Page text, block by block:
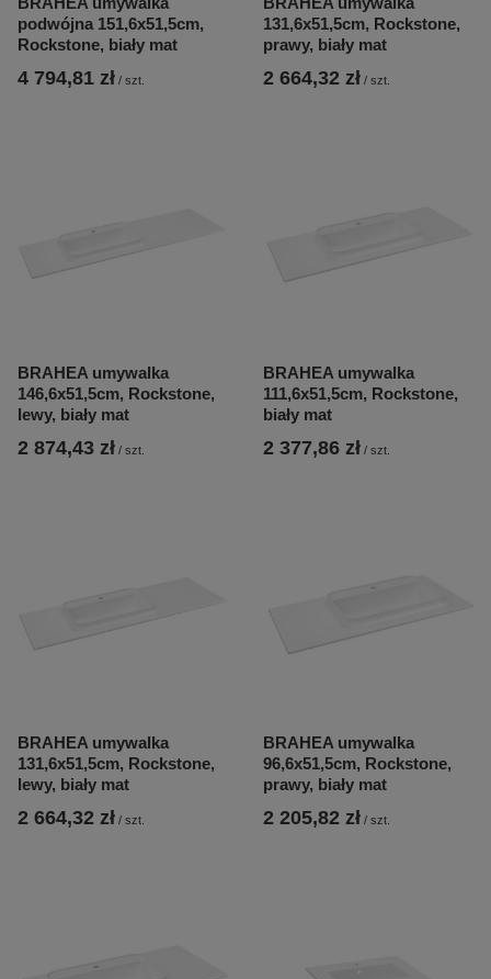
podwójna 151,6x51,5cm,
Rockstone, biały mat
4 794,81 zł / szt.
131,6x51,5cm, Rockstone,
prawy, biały mat
2 664,32 zł / szt.
BRAHEA umywalka
146,6x51,5cm, Rockstone,
lewy, biały mat
2 874,43 zł / szt.
BRAHEA umywalka
111,6x51,5cm, Rockstone,
biały mat
2 377,86 zł / szt.
BRAHEA umywalka
131,6x51,5cm, Rockstone,
lewy, biały mat
2 664,32 zł / szt.
BRAHEA umywalka
96,6x51,5cm, Rockstone,
prawy, biały mat
2 205,82 zł / szt.